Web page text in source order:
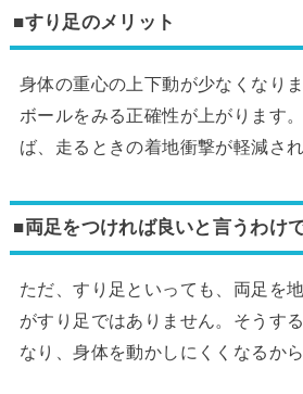
■すり足のメリット
身体の重心の上下動が少なくなり
ボールをみる正確性が上がります
ば、走るときの着地衝撃が軽減され
■両足をつければ良いと言うわけ
ただ、すり足といっても、両足を
がすり足ではありません。そうす
なり、身体を動かしにくくなるから